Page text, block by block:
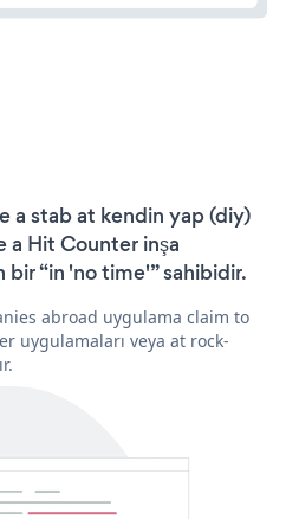
a stab at kendin yap (diy)
a Hit Counter inşa
“in 'no time'” sahibidir.
abroad uygulama claim to
uygulamaları veya at rock-